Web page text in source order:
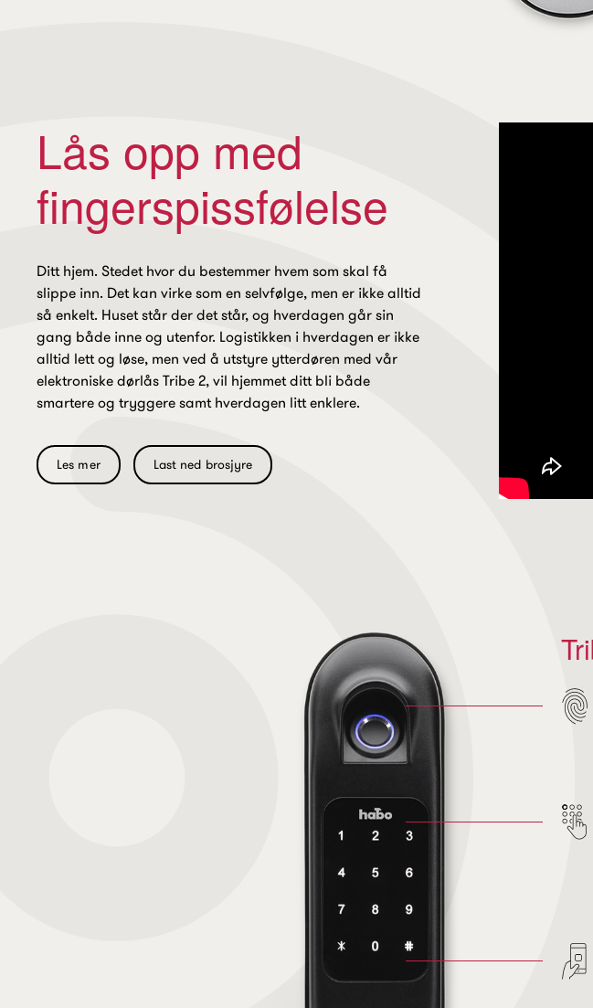
Lås opp med
fingerspissfølelse
Ditt hjem. Stedet hvor du bestemmer hvem som skal få
slippe inn. Det kan virke som en selvfølge, men er ikke alltid
så enkelt. Huset står der det står, og hverdagen går sin
gang både inne og utenfor. Logistikken i hverdagen er ikke
alltid lett og løse, men ved å utstyre ytterdøren med vår
elektroniske dørlås Tribe 2, vil hjemmet ditt bli både
smartere og tryggere samt hverdagen litt enklere.
Les mer Last ned brosjyre